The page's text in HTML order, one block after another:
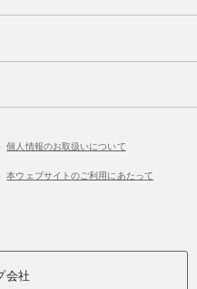
個人情報のお取扱いについて
本ウェブサイトのご利用にあたって
会社